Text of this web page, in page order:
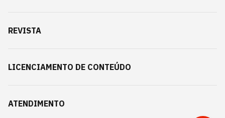
REVISTA
LICENCIAMENTO DE CONTEÚDO
ATENDIMENTO